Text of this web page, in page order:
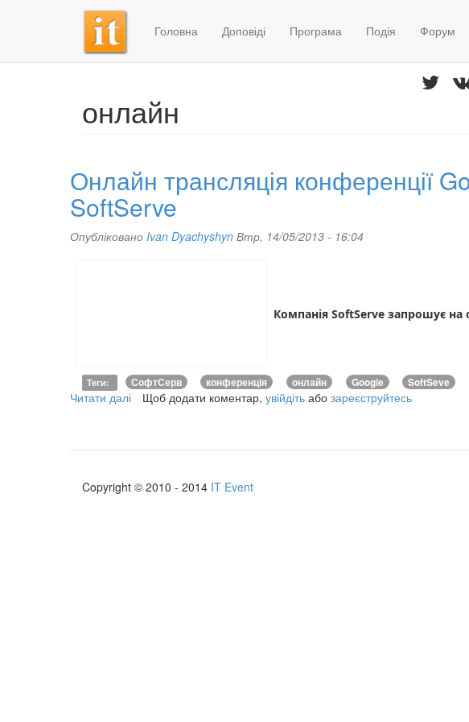
Перейти
Головна Доповіді Програма Подія Форум
онлайн
Онлайн трансляція конференції
SoftServe
Опубліковано Ivan Dyachyshyn Втр, 14/05/2013 - 16:04
Компанія SoftServe запрошує на
Теги: СофтСерв конференція онлайн Google SoftSeve
Читати далі про
конференції
Extended
Щоб додати коментар, увійдіть або зареєструйтесь
Copyright © 2010 - 2014 IT Event